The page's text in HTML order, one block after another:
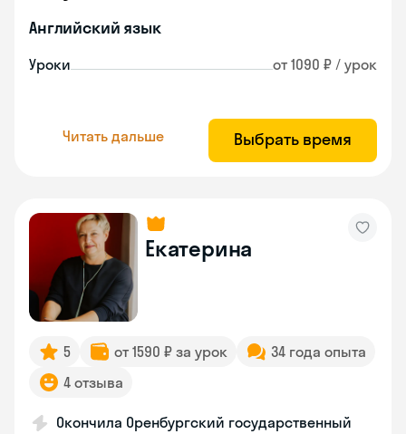
Английский язык
Уроки от 1090 ₽ / урок
Читать дальше Выбрать время
Екатерина
5 от 1590 ₽ за урок
34 года опыта
4 отзыва
Окончила Оренбургский государственный